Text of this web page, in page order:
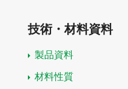
技術・材料資料
製品資料
材料性質